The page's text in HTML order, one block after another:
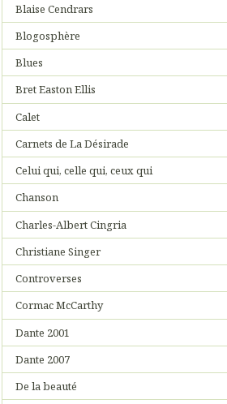
Blaise Cendrars
Blogosphère
Blues
Bret Easton Ellis
Calet
Carnets de La Désirade
Celui qui, celle qui, ceux qui
Chanson
Charles-Albert Cingria
Christiane Singer
Controverses
Cormac McCarthy
Dante 2001
Dante 2007
De la beauté